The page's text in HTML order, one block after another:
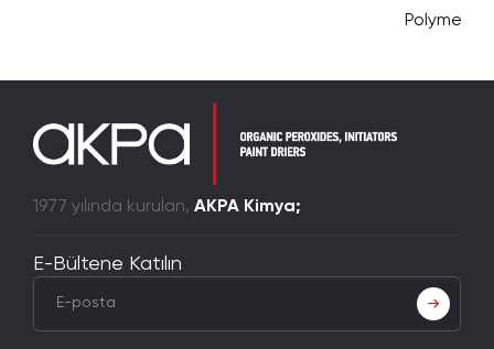
1977 yılında kurulan, AKPA Kimya;
E-Bültene Katılın